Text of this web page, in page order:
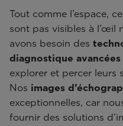
Tout comme l’espace,
sont pas visibles à l’œil
avons besoin des
diagnostique avancées
explorer et percer leurs
Nos images
exceptionnelles, car
fournir des solutions